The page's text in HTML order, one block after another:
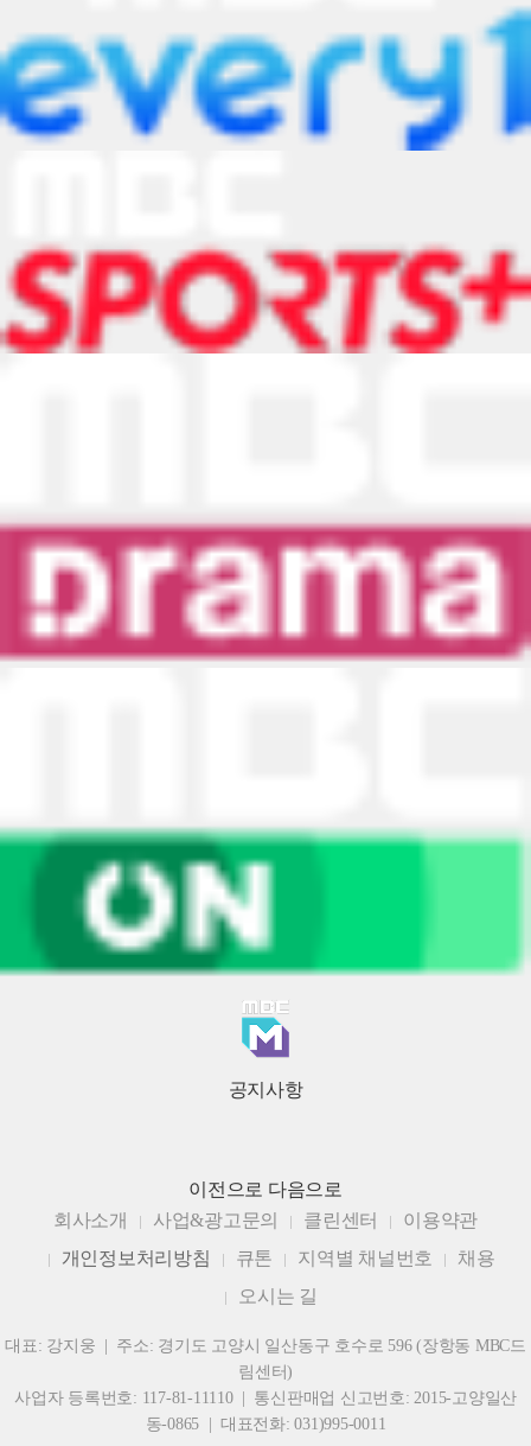
공지사항
이전으로 다음으로
회사소개
사업&광고문의 클린센터
이용약관
개인정보처리방침
큐톤 지역별 채널번호
채용
오시는 길
대표: 강지웅 | 주소: 경기도 고양시 일산동구 호수로 596 (장항동 MBC드
림센터)
사업자 등록번호: 117-81-11110 | 통신판매업 신고번호: 2015-고양일산
동-0865 | 대표전화: 031)995-0011